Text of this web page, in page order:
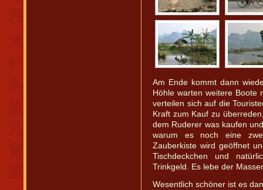
Am Ende kommt dann
Höhle warten weitere Boote
verteilen sich auf die
Kraft zum Kauf zu
dem Ruderer was kaufen
warum es noch eine
Zauberkiste wird geöffnet
Tischdeckchen und
Trinkgeld. Es lebe der
Wesentlich schöner ist es